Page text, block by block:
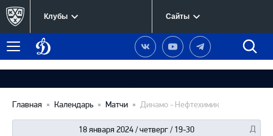
Клубы Сайты
Меню
Динамо
Москва
Наша
группа
Вконтакте
Наш
канал
YouTube
Наш
канал
Telegram
Главная Календарь Матчи Динамо - Нефтехимик
18 января 2024 / четверг / 19-30